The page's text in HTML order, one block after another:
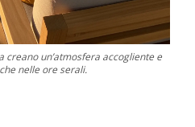
creano un’atmosfera accogliente e
nelle ore serali.